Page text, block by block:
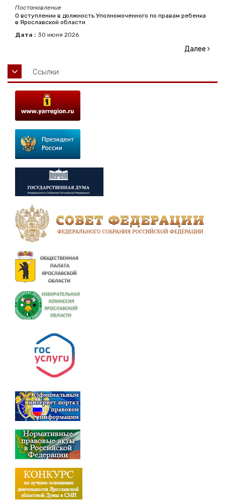
Постановление
О вступлении в должность Уполномоченного по правам ребенка
в Ярославской области
Дата : 30 июня 2026
Далее
Ссылки